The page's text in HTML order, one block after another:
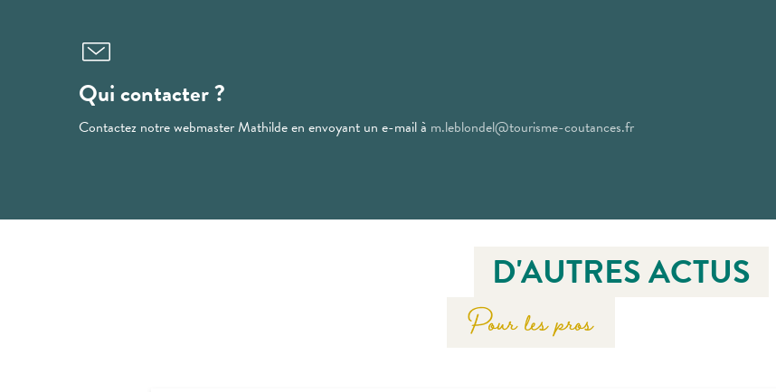
Qui contacter ?
Contactez notre webmaster Mathilde en envoyant un e-mail à m.leblondel@tourisme-coutances.fr
D'AUTRES ACTUS
Pour les pros